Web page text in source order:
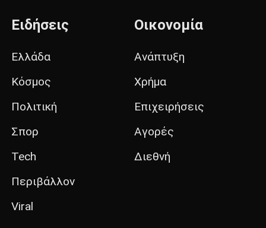
Ειδήσεις
Ελλάδα
Κόσμος
Πολιτική
Σπορ
Tech
Περιβάλλον
Viral
Οικονομία
Ανάπτυξη
Χρήμα
Επιχειρήσεις
Αγορές
Διεθνή